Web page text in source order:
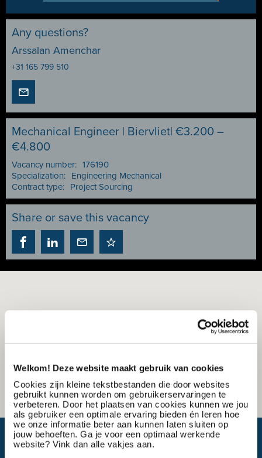
Welkom! Deze website maakt gebruik van cookies
Cookies zijn kleine tekstbestanden die door websites
gebruikt kunnen worden om gebruikerservaringen te
verbeteren. Door het plaatsen van cookies kunnen we jou
als gebruiker een optimale ervaring bieden én leren hoe
we onze informatie beter aan kunnen laten sluiten op
jouw behoeften. Ga je voor een optimaal werkende
website? Vink dan alle vakjes aan.
Any questions?
Arssalan Amenchar
+31 165 799 510
Mechanical Engineer | Biervliet| €3.200 –
€4.800
Vacancy number: 176190
Specialization:
Engineering Mechanical
Contract type:
Project Sourcing
Share or save this vacancy
What is my travel time?